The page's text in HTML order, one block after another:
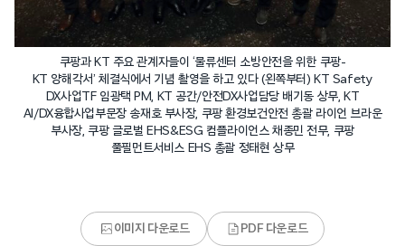
쿠팡과 KT 주요 관계자들이 ‘물류센터 소방안전을 위한 쿠팡-
KT 양해각서’ 체결식에서 기념 촬영을 하고 있다 (왼쪽부터) KT Safety
DX사업TF 임광택 PM, KT 공간/안전DX사업담당 배기동 상무, KT
AI/DX융합사업부문장 송재호 부사장, 쿠팡 환경보건안전 총괄 라이언 브라운
부사장, 쿠팡 글로벌 EHS&ESG 컴플라이언스 채종민 전무, 쿠팡
풀필먼트서비스 EHS 총괄 정태현 상무
이미지 다운로드 PDF 다운로드